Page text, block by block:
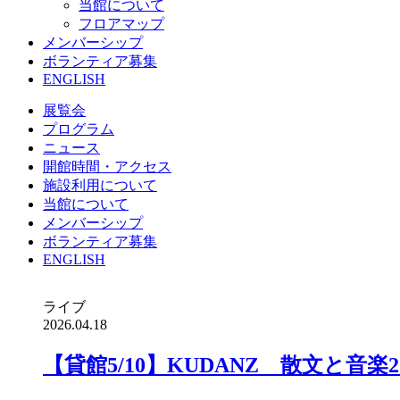
当館について
フロアマップ
メンバーシップ
ボランティア募集
ENGLISH
展覧会
プログラム
ニュース
開館時間・アクセス
施設利用について
当館について
メンバーシップ
ボランティア募集
ENGLISH
ライブ
2026.04.18
【貸館5/10】KUDANZ 散文と音